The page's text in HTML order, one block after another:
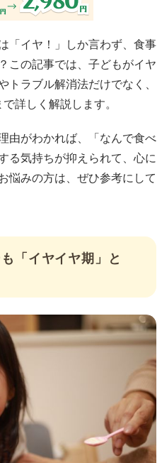
「イヤ！」しか言わず、食事
この記事では、子どもがイヤ
トラブル解消法だけでなく、
詳しく解説します。
由がわかれば、「なんで食べ
る気持ちが抑えられて、心に
悩みの方は、ぜひ参考にして
「イヤイヤ期」と